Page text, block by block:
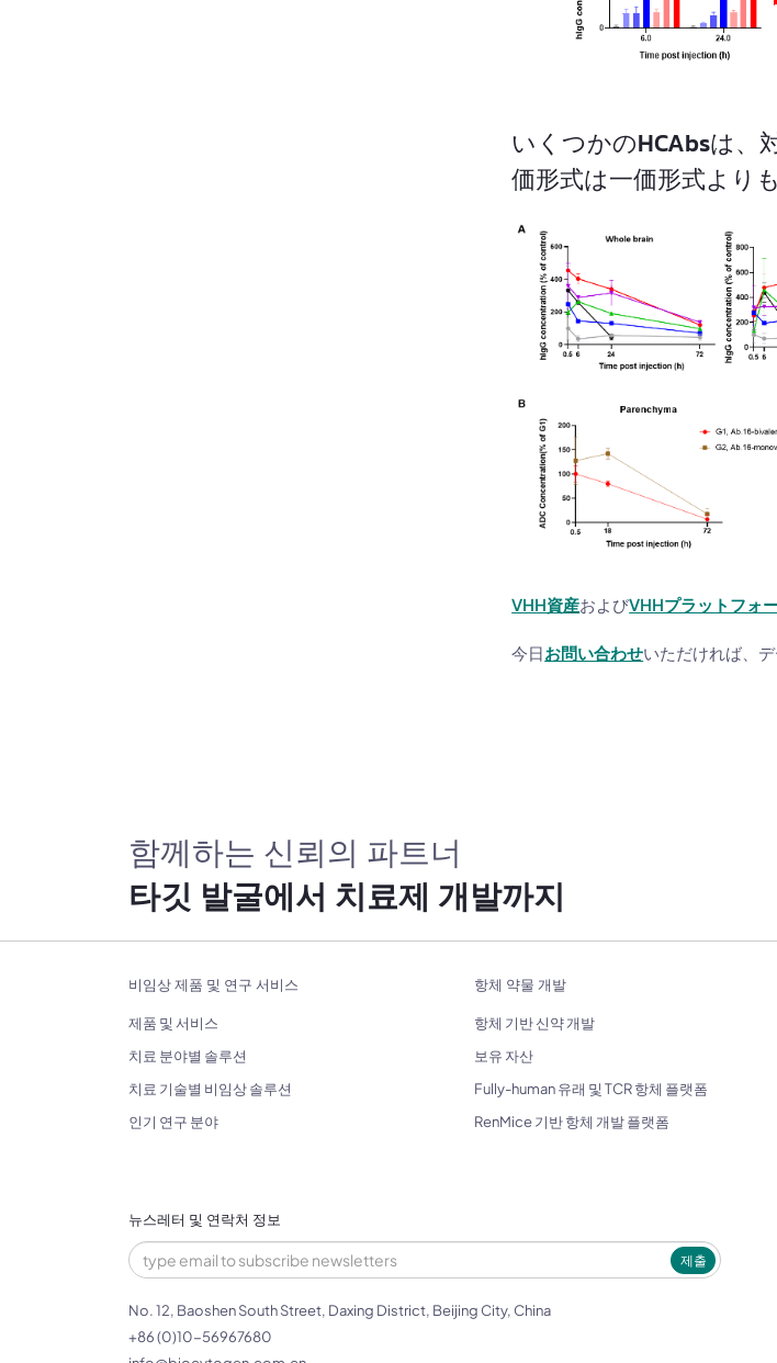
いくつかのHCAbsは、
価形式は一価形式より
VHH資産およびVHHプラットフォ
今日お問い合わせいただければ、
함께하는 신뢰의 파트너
타깃 발굴에서 치료제 개발까지
비임상 제품 및 연구 서비스
제품 및 서비스
치료 분야별 솔루션
치료 기술별 비임상 솔루션
인기 연구 분야
항체 약물 개발
항체 기반 신약 개발
보유 자산
Fully-human 유래 및 TCR 항체 플랫폼
RenMice 기반 항체 개발 플랫폼
뉴스레터 및 연락처 정보
제출
No. 12, Baoshen South Street, Daxing District, Beijing City, China
+86 (0)10-56967680